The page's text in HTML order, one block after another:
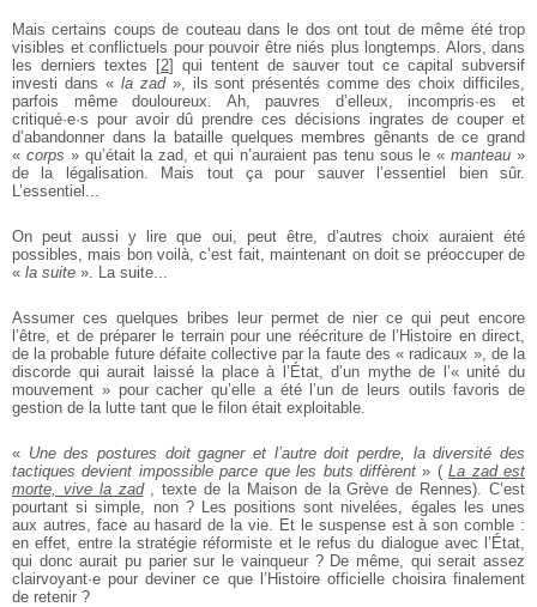
Mais certains coups de couteau dans le dos ont tout de même été trop
visibles etconflictuels pour pouvoir être niés plus longtemps. Alors, dans
les derniers textes [2] qui tentent de sauver tout ce capital subversif
investi dans « la zad», ils sont présentés comme des choix difficiles,
parfois même douloureux. Ah, pauvres d’elleux, incompris·es et
critiqué·e·s pour avoir dû prendre ces décisions ingrates de couper et
d’abandonner dans la bataille quelques membres gênants de ce grand
« corps » qu’était la zad, et qui n’auraient pas tenu sous le «manteau »
de la légalisation. Mais tout ça pour sauver l’essentiel bien sûr.
L’essentiel...
On peut aussi y lire que oui, peut être, d’autres choix auraient été
possibles, mais bon voilà, c’est fait, maintenant on doit se préoccuper de
« la suite ». La suite...
Assumer ces quelques bribes leur permet de nier ce qui peut encore
l’être, et depréparer le terrain pour une réécriture de l’Histoire en direct,
de la probable future défaite collective par la faute des « radicaux », de la
discorde qui aurait laisséla place à l’État, d’un mythe de l’« unité du
mouvement » pour cacher qu’elle a étél’un de leurs outils favoris de
gestion de la lutte tant que le filon était exploitable.
« Une des postures doit gagner et l’autre doit perdre, la diversité des
tactiques devient impossible parce que les buts diffèrent» (La zad est
morte, vive la zad, texte de la Maisonde la Grève de Rennes). C’est
pourtant si simple, non ? Les positions sont nivelées, égales les unes
aux autres, face au hasard de la vie. Et le suspense est à son comble :
en effet, entre la stratégie réformiste et le refus du dialogue avec l’État,
qui donc aurait pu parier sur le vainqueur ? De même, qui serait assez
clairvoyant·e pour deviner ce que l’Histoire officielle choisira finalement
de retenir ?